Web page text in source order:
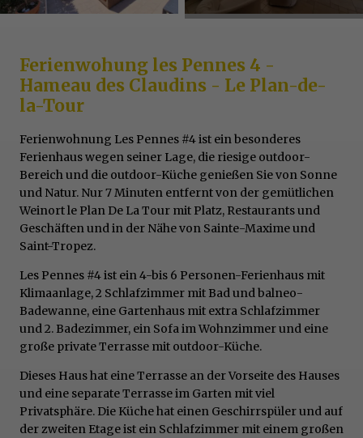
Ferienwohung les Pennes 4 -
Hameau des Claudins - Le Plan-de-
la-Tour
Ferienwohnung Les Pennes #4 ist ein besonderes
Ferienhaus wegen seiner Lage, die riesige outdoor-
Bereich und die outdoor-Küche genießen Sie von Sonne
und Natur. Nur 7 Minuten entfernt von der gemütlichen
Weinort le Plan De La Tour mit Platz, Restaurants und
Geschäften und in der Nähe von Sainte-Maxime und
Saint-Tropez.
Les Pennes #4 ist ein 4-bis 6 Personen-Ferienhaus mit
Klimaanlage, 2 Schlafzimmer mit Bad und balneo-
Badewanne, eine Gartenhaus mit extra Schlafzimmer
und 2. Badezimmer, ein Sofa im Wohnzimmer und eine
große private Terrasse mit outdoor-Küche.
Dieses Haus hat eine Terrasse an der Vorseite des Hauses
und eine separate Terrasse im Garten mit viel
Privatsphäre. Die Küche hat einen Geschirrspüler und auf
der zweiten Etage ist ein Schlafzimmer mit einem großen